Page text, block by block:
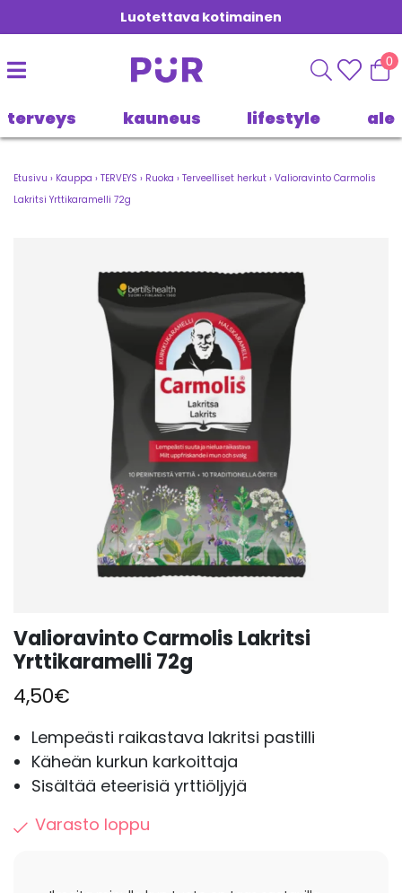
Luotettava kotimainen
0
terveys kauneus lifestyle ale
Etusivu › Kauppa › TERVEYS › Ruoka › Terveelliset herkut › Valioravinto Carmolis
Lakritsi Yrttikaramelli 72g
Valioravinto Carmolis Lakritsi
Yrttikaramelli 72g
4,50€
Lempeästi raikastava lakritsi pastilli
Käheän kurkun karkoittaja
Sisältää eteerisiä yrttiöljyjä
Varasto loppu